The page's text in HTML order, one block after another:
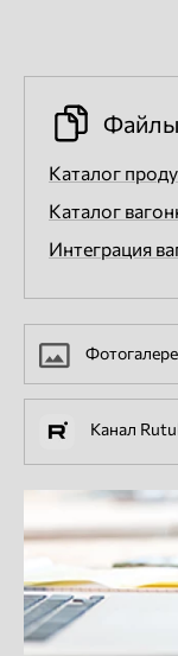
Файлы
Каталог
Каталог
Интеграция
Канал